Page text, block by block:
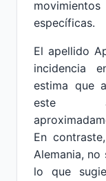
específicas.
El apellido
incidencia
estima que
este
En
Alemania,
lo que